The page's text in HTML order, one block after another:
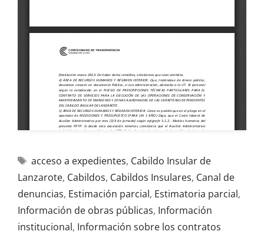
acceso a expedientes, Cabildo Insular de
Lanzarote, Cabildos, Cabildos Insulares, Canal de
denuncias, Estimación parcial, Estimatoria parcial,
Información de obras públicas, Información
institucional, Información sobre los contratos